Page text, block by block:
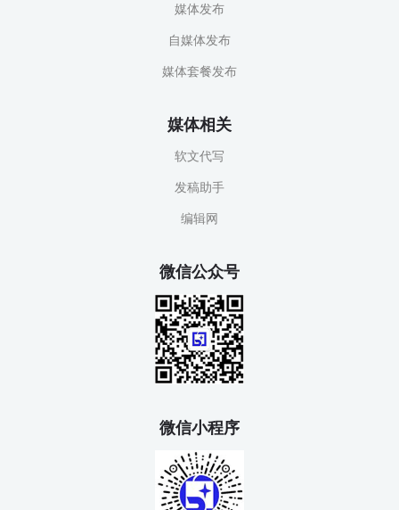
媒体发布
自媒体发布
媒体套餐发布
媒体相关
软文代写
发稿助手
编辑网
微信公众号
微信小程序